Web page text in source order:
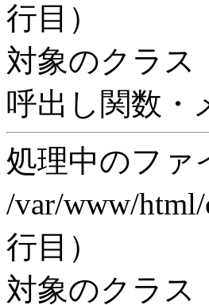
行目）
対象のクラス
呼出し関数・
処理中のファ
/var/www/html/
行目）
対象のクラス